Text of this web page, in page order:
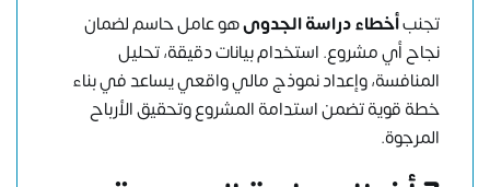
تجنبأخطاء دراسة الجدوىهو عامل حاسم لضمان
نجاح أي مشروع. استخدام بيانات دقيقة، تحليل
المنافسة، وإعداد نموذج مالي واقعي يساعد في بناء
خطة قوية تضمن استدامة المشروع وتحقيق الأرباح
المرجوة.